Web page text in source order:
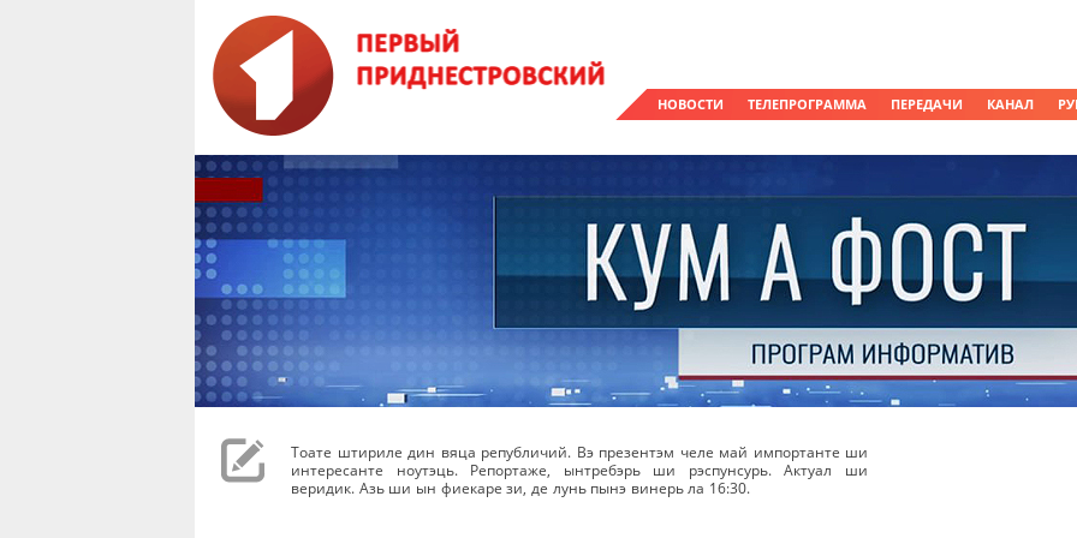
НОВОСТИ ТЕЛЕПРОГРАММА ПЕРЕДАЧИ КАНАЛ
Тоате штириле дин вяца републичий. Вэ презентэм челе май импортанте ши
интересанте ноутэць. Репортаже, ынтребэрь ши рэспунсурь. Актуал ши
веридик. Азь ши ын фиекаре зи, де лунь пынэ винерь ла 16:30.